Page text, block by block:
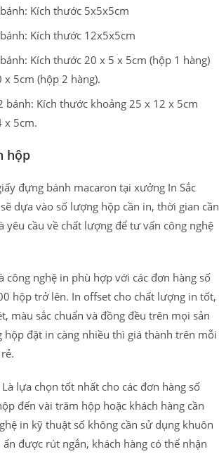
Kích thước 5x5x5cm
Kích thước 12x5x5cm
Kích thước 20 x 5 x 5cm (hộp 1 hàng)
x 5cm (hộp 2 hàng).
bánh: Kích thước khoảng 25 x 12 x 5cm
x 5cm.
hộp
đựng bánh macaron tại xưởng In Sắc
dựa vào số lượng hộp cần in, thời gian cần
yêu cầu về chất lượng để tư vấn công nghệ
công nghệ in phù hợp với các đơn hàng số
hộp trở lên. In offset cho chất lượng in tốt,
màu sắc chuẩn và đồng đều trên mọi sản
hộp đặt in càng nhiều thì giá thành trên mỗi
Là lựa chọn tốt nhất cho các đơn hàng số
đến vài trăm hộp hoặc khách hàng cần
in kỹ thuật số không cần sử dụng khuôn
được rút ngắn, khách hàng có thể nhận